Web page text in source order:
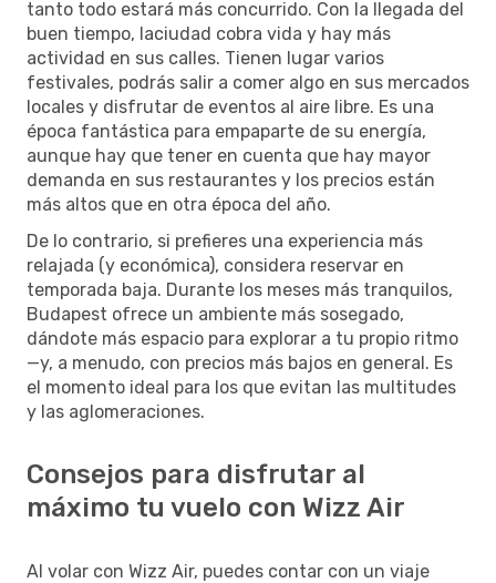
tanto todo estará más concurrido. Con la llegada del
buen tiempo, laciudad cobra vida y hay más
actividad en sus calles. Tienen lugar varios
festivales, podrás salir a comer algo en sus mercados
locales y disfrutar de eventos al aire libre. Es una
época fantástica para empaparte de su energía,
aunque hay que tener en cuenta que hay mayor
demanda en sus restaurantes y los precios están
más altos que en otra época del año.
De lo contrario, si prefieres una experiencia más
relajada (y económica), considera reservar en
temporada baja. Durante los meses más tranquilos,
Budapest ofrece un ambiente más sosegado,
dándote más espacio para explorar a tu propio ritmo
—y, a menudo, con precios más bajos en general. Es
el momento ideal para los que evitan las multitudes
y las aglomeraciones.
Consejos para disfrutar al
máximo tu vuelo con Wizz Air
Al volar con Wizz Air, puedes contar con un viaje